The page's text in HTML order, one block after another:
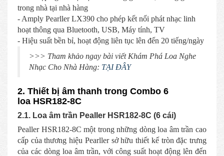
trong nhà tại nhà hàng
- Amply Pearller LX390 cho phép kết nối phát nhạc linh
hoạt thông qua Bluetooth, USB, Máy tính, TV
- Hiệu suất bền bỉ, hoạt động liên tục lên đến 20 tiếng/ngày
>>> Tham khảo ngay bài viết Khám Phá Loa Nghe
Nhạc Cho Nhà Hàng: TẠI ĐÂY
2. Thiết bị âm thanh trong Combo 6
loa HSR182-8C
2.1. Loa âm trần Pealler HSR182-8C (6 cái)
Pealler HSR182-8C một trong những dòng loa âm trần cao
cấp của thương hiệu Pearller sở hữu thiết kế tròn đặc trưng
của các dòng loa âm trần, với công suất hoạt động lên đến